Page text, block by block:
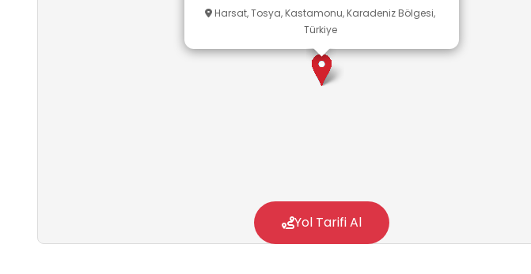
Harsat, Tosya, Kastamonu, Karadeniz Bölgesi,
Türkiye
Yol Tarifi Al